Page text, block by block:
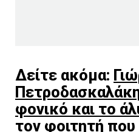
Δείτε ακόμα:
φονικό και το
τον φοιτητή